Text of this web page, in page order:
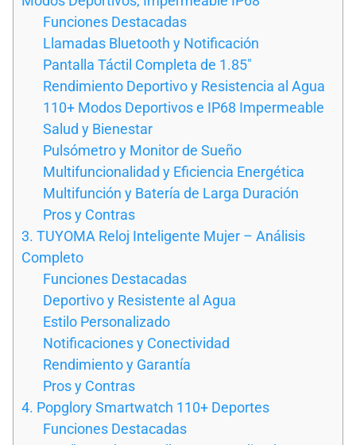
Funciones Destacadas
Llamadas Bluetooth y Notificación
Pantalla Táctil Completa de 1.85″
Rendimiento Deportivo y Resistencia al Agua
110+ Modos Deportivos e IP68 Impermeable
Salud y Bienestar
Pulsómetro y Monitor de Sueño
Multifuncionalidad y Eficiencia Energética
Multifunción y Batería de Larga Duración
Pros y Contras
3. TUYOMA Reloj Inteligente Mujer – Análisis
Completo
Funciones Destacadas
Deportivo y Resistente al Agua
Estilo Personalizado
Notificaciones y Conectividad
Rendimiento y Garantía
Pros y Contras
4. Popglory Smartwatch 110+ Deportes
Funciones Destacadas